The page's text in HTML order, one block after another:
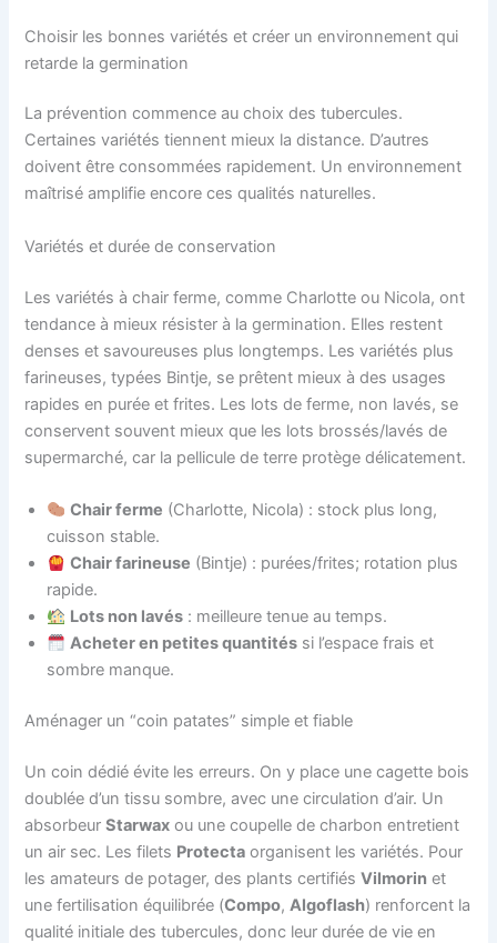
Choisir les bonnes variétés et créer un environnement qui
retarde la germination
La prévention commence au choix des tubercules.
Certaines variétés tiennent mieux la distance. D’autres
doivent être consommées rapidement. Un environnement
maîtrisé amplifie encore ces qualités naturelles.
Variétés et durée de conservation
Les variétés à chair ferme, comme Charlotte ou Nicola, ont
tendance à mieux résister à la germination. Elles restent
denses et savoureuses plus longtemps. Les variétés plus
farineuses, typées Bintje, se prêtent mieux à des usages
rapides en purée et frites. Les lots de ferme, non lavés, se
conservent souvent mieux que les lots brossés/lavés de
supermarché, car la pellicule de terre protège délicatement.
Chair ferme (Charlotte, Nicola) : stock plus long,
cuisson stable.
Chair farineuse (Bintje) : purées/frites; rotation plus
rapide.
Lots non lavés : meilleure tenue au temps.
Acheter en petites quantités si l’espace frais et
sombre manque.
Aménager un “coin patates” simple et fiable
Un coin dédié évite les erreurs. On y place une cagette bois
doublée d’un tissu sombre, avec une circulation d’air. Un
absorbeurStarwax ou une coupelle de charbon entretient
un air sec. Les filets Protecta organisent les variétés. Pour
les amateurs de potager, des plants certifiésVilmorin et
une fertilisation équilibrée (Compo,Algoflash) renforcent la
qualité initiale des tubercules, donc leur durée de vie en